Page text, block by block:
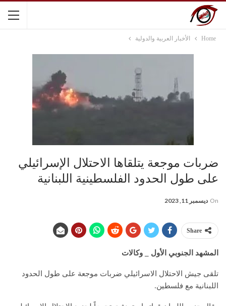
Home الأخبار العربية والدولية
ضربات موجعة يتلقاها الاحتلال الإسرائيلي
على طول الحدود الفلسطينية اللبنانية
On ديسمبر 11, 2023
Share
المشهد الجنوبي الأول _ وكالات
تلقى جيش الاحتلال الاسرائيلي ضربات موجعة على طول الحدود
اللبنانية مع فلسطين.